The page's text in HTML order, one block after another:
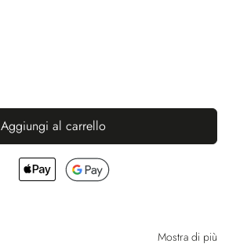
Aggiungi al carrello
Mostra di più